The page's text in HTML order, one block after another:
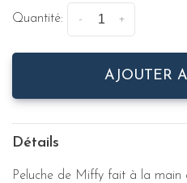
Quantité: +
-
AJOUTER
Détails
Peluche de Miffy fait à la main